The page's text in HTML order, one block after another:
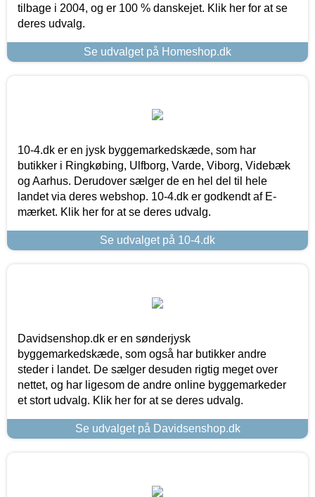
tilbage i 2004, og er 100 % danskejet. Klik her for at se
deres udvalg.
Se udvalget på Homeshop.dk
10-4.dk er en jysk byggemarkedskæde, som har
butikker i Ringkøbing, Ulfborg, Varde, Viborg, Videbæk
og Aarhus. Derudover sælger de en hel del til hele
landet via deres webshop. 10-4.dk er godkendt af E-
mærket. Klik her for at se deres udvalg.
Se udvalget på 10-4.dk
Davidsenshop.dk er en sønderjysk
byggemarkedskæde, som også har butikker andre
steder i landet. De sælger desuden rigtig meget over
nettet, og har ligesom de andre online byggemarkeder
et stort udvalg. Klik her for at se deres udvalg.
Se udvalget på Davidsenshop.dk